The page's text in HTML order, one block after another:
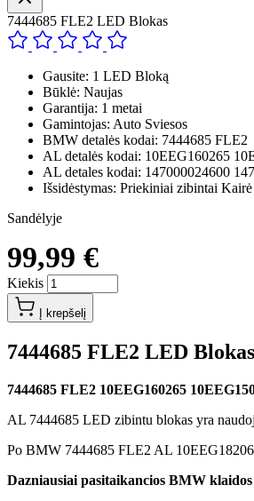
7444685 FLE2 LED Blokas
Gausite: 1 LED Bloką
Būklė: Naujas
Garantija: 1 metai
Gamintojas: Auto Sviesos
BMW detalės kodai: 7444685 FLE2
AL detalės kodai: 10EEG160265
AL detales kodai: 147000024600
Išsidėstymas: Priekiniai zibintai Kairė
Sandėlyje
99,99 €
Kiekis
Į krepšelį
7444685 FLE2 LED Blokas
7444685 FLE2 10EEG160265
AL 7444685 LED zibintu blokas yra
Po BMW 7444685 FLE2 AL
Dazniausiai pasitaikancios BMW klaidos